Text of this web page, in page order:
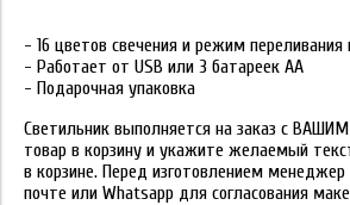
- 16 цветов свечения и режим переливания
- Работает от USB или 3 батареек АА
- Подарочная упаковка
Светильник выполняется на заказ с
товар в корзину и укажите желаемый
в корзине. Перед изготовлением
почте или Whatsapp для согласования